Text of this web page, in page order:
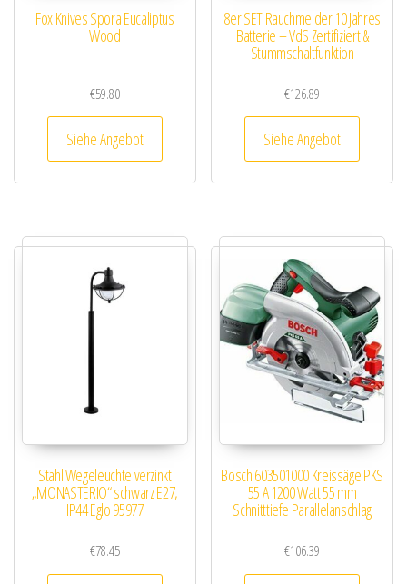
Fox Knives Spora Eucaliptus
Wood
€59.80
Siehe Angebot
8er SET Rauchmelder 10 Jahres
Batterie – VdS Zertifiziert &
Stummschaltfunktion
€126.89
Siehe Angebot
Stahl Wegeleuchte verzinkt
„MONASTERIO“ schwarz E27,
IP44 Eglo 95977
€78.45
Bosch 603501000 Kreissäge PKS
55 A 1200 Watt 55 mm
Schnitttiefe Parallelanschlag
€106.39